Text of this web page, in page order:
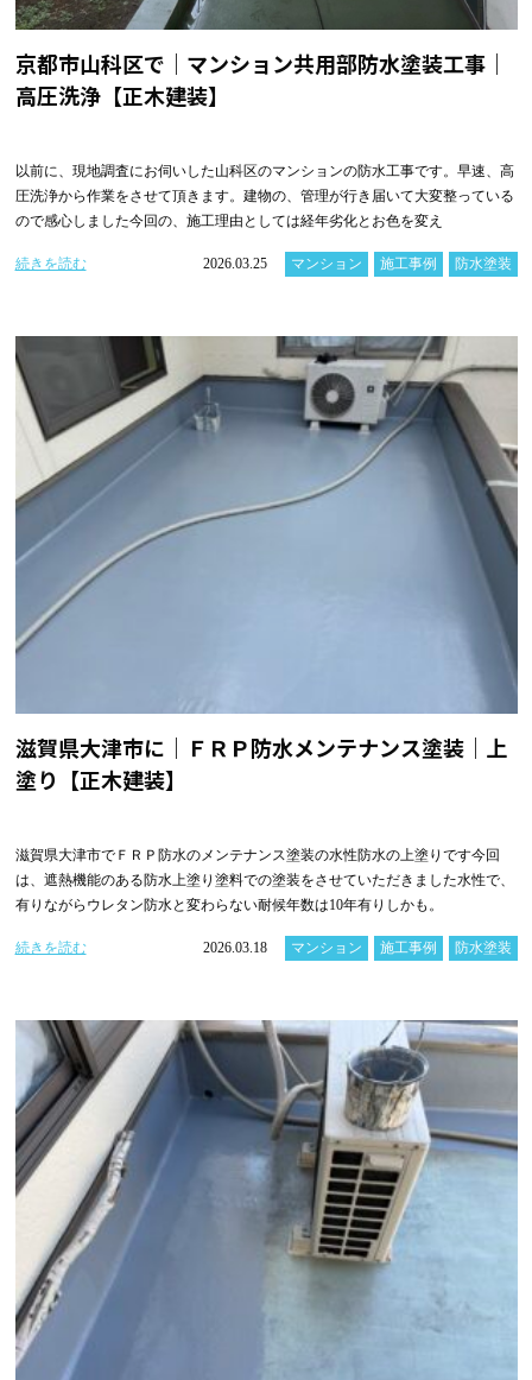
京都市山科区で｜マンション共用部防水塗装工事｜
高圧洗浄【正木建装】
以前に、現地調査にお伺いした山科区のマンションの防水工事です。早速、高
圧洗浄から作業をさせて頂きます。建物の、管理が行き届いて大変整っている
ので感心しました今回の、施工理由としては経年劣化とお色を変え
続きを読む 2026.03.25 マンション 施工事例 防水塗装
滋賀県大津市に｜ＦＲＰ防水メンテナンス塗装｜上
塗り【正木建装】
滋賀県大津市でＦＲＰ防水のメンテナンス塗装の水性防水の上塗りです今回
は、遮熱機能のある防水上塗り塗料での塗装をさせていただきました水性で、
有りながらウレタン防水と変わらない耐候年数は10年有りしかも。
続きを読む 2026.03.18 マンション 施工事例 防水塗装